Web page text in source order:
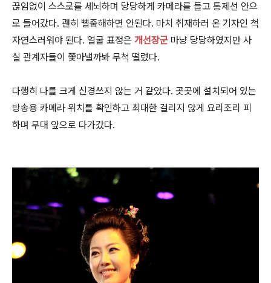
끊임없이 스스로를 세뇌하며 당당하게 카메라를 들고 통제선 안으
로 들어갔다. 괜히 뻘줌해하면 안된다. 마치 취재하러 온 기자인 척
자연스러워야 된다. 얼굴 표정은 개선장군 마냥 당당하였지만 사
실 관계자들이 쫓아낼까봐 무척 떨렸다.
다행히 나를 크게 신경쓰지 않는 거 같았다. 곳곳에 설치되어 있는
방송용 카메라 위치를 확인하고 최대한 걸리지 않게 요리조리 피
하며 무대 앞으로 다가갔다.